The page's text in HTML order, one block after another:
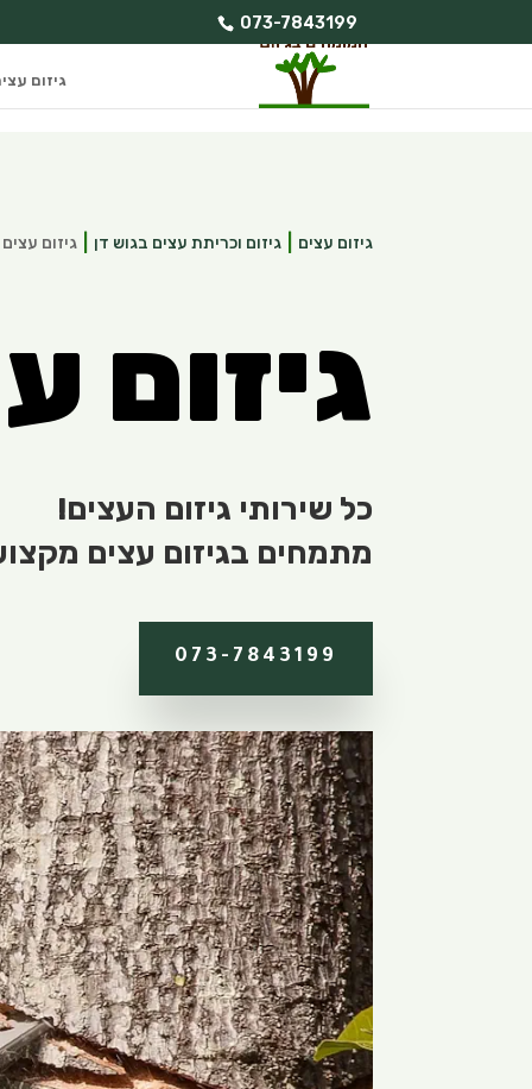
073-7843199
גיזום
גיזום עצים גיזום וכריתת עצים בגוש דן גיזום
גיזום
כל שירותי גיזום העצים!
מתמחים בגיזום עצים
073-7843199